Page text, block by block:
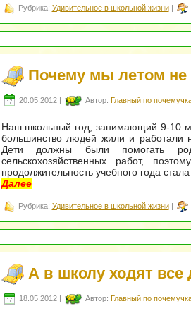
Рубрика: Удивительное в школьной жизни|
Почему мы летом не
20.05.2012 | Автор: Главный по
Наш школьный год, занимающий 9-10
большинство людей жили и работали
Дети должны были помогать
сельскохозяйственных работ,
продолжительность учебного года
Далее
Рубрика: Удивительное в школьной жизни|
А в школу ходят все
18.05.2012 | Автор: Главный по